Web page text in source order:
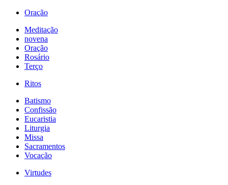
Oração
Meditação
novena
Oração
Rosário
Terço
Ritos
Batismo
Confissão
Eucaristia
Liturgia
Missa
Sacramentos
Vocação
Virtudes